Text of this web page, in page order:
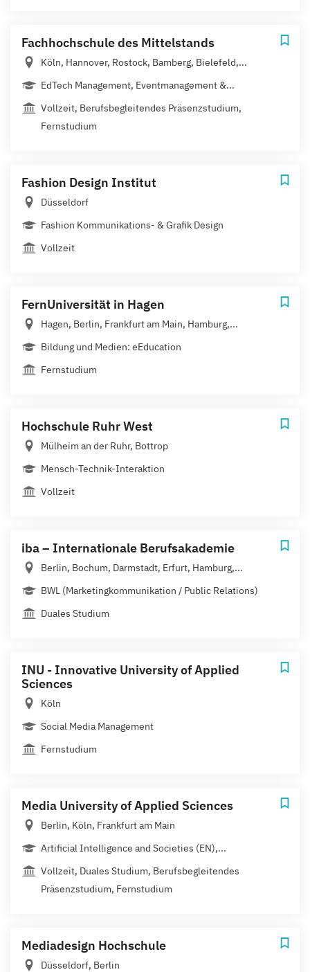
Fachhochschule des Mittelstands
Köln, Hannover, Rostock, Bamberg, Bielefeld,...
EdTech Management, Eventmanagement &...
Vollzeit, Berufsbegleitendes Präsenzstudium,
Fernstudium
Fashion Design Institut
Düsseldorf
Fashion Kommunikations- & Grafik Design
Vollzeit
FernUniversität in Hagen
Hagen, Berlin, Frankfurt am Main, Hamburg,...
Bildung und Medien: eEducation
Fernstudium
Hochschule Ruhr West
Mülheim an der Ruhr, Bottrop
Mensch-Technik-Interaktion
Vollzeit
iba – Internationale Berufsakademie
Berlin, Bochum, Darmstadt, Erfurt, Hamburg,...
BWL (Marketingkommunikation / Public Relations)
Duales Studium
INU - Innovative University of Applied
Sciences
Köln
Social Media Management
Fernstudium
Media University of Applied Sciences
Berlin, Köln, Frankfurt am Main
Artificial Intelligence and Societies (EN),...
Vollzeit, Duales Studium, Berufsbegleitendes
Präsenzstudium, Fernstudium
Mediadesign Hochschule
Düsseldorf, Berlin